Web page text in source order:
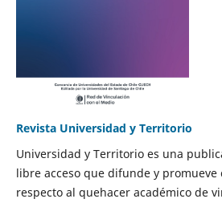
Revista Universidad y Territorio
Universidad y Territorio es una
libre acceso que difunde y
respecto al quehacer académico de